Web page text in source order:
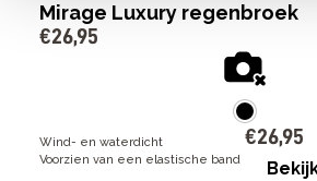
Mirage Luxury regenbroek
€26,95
Wind- en waterdicht
Voorzien van een elastische band
€26,95